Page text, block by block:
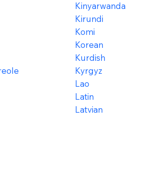
Kinyarwanda
Kirundi
Komi
Korean
Kurdish
Kyrgyz
Lao
Latin
Latvian